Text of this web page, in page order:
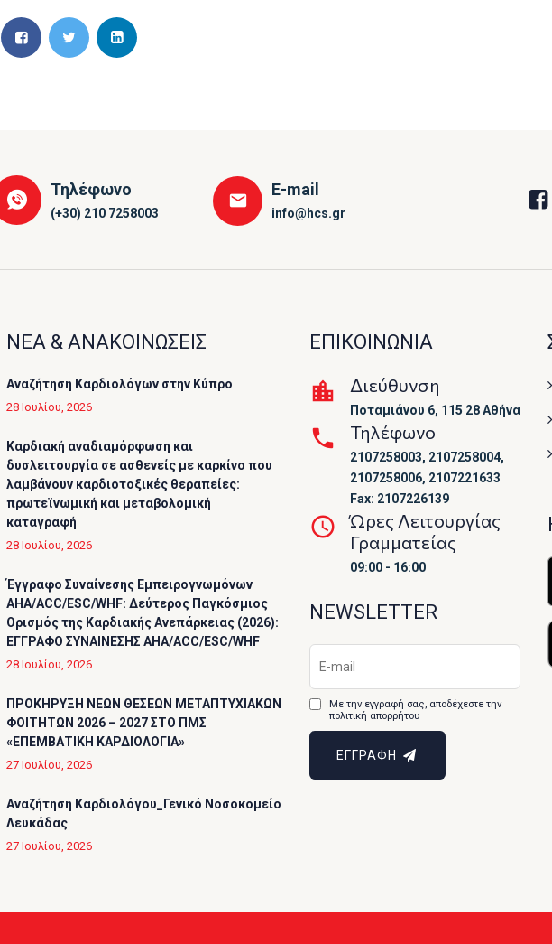
Τηλέφωνο
(+30) 210 7258003
E-mail
info@hcs.gr
ΝΕΑ & ΑΝΑΚΟΙΝΩΣΕΙΣ
Αναζήτηση Καρδιολόγων στην Κύπρο
28 Ιουλίου, 2026
Καρδιακή αναδιαμόρφωση και
δυσλειτουργία σε ασθενείς με καρκίνο που
λαμβάνουν καρδιοτοξικές θεραπείες:
πρωτεϊνωμική και μεταβολομική
καταγραφή
28 Ιουλίου, 2026
Έγγραφο Συναίνεσης Εμπειρογνωμόνων
AHA/ACC/ESC/WHF: Δεύτερος Παγκόσμιος
Ορισμός της Καρδιακής Ανεπάρκειας (2026):
ΕΓΓΡΑΦΟ ΣΥΝΑΙΝΕΣΗΣ AHA/ACC/ESC/WHF
28 Ιουλίου, 2026
ΠΡΟΚΗΡΥΞΗ ΝΕΩΝ ΘΕΣΕΩΝ ΜΕΤΑΠΤΥΧΙΑΚΩΝ
ΦΟΙΤΗΤΩΝ 2026 – 2027 ΣΤΟ ΠΜΣ
«ΕΠΕΜΒΑΤΙΚΗ ΚΑΡΔΙΟΛΟΓΙΑ»
27 Ιουλίου, 2026
Αναζήτηση Καρδιολόγου_Γενικό Νοσοκομείο
Λευκάδας
27 Ιουλίου, 2026
ΕΠΙΚΟΙΝΩΝΙΑ
Διεύθυνση
Ποταμιάνου 6, 115 28 Αθήνα
Τηλέφωνο
2107258003, 2107258004,
2107258006, 2107221633
Fax: 2107226139
Ώρες Λειτουργίας
Γραμματείας
09:00 - 16:00
NEWSLETTER
Με την εγγραφή σας, αποδέχεστε την
πολιτική απορρήτου
ΕΓΓΡΑΦΗ